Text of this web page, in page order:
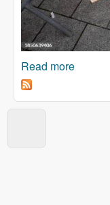
Read more